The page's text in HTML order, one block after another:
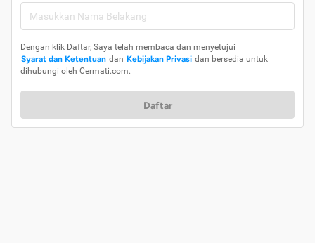
Dengan klik Daftar, Saya telah membaca dan menyetujui
Syarat dan Ketentuan dan Kebijakan Privasi dan bersedia untuk
dihubungi oleh Cermati.com.
Daftar